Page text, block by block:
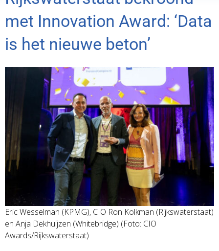
met Innovation Award: ‘Data
is het nieuwe beton’
Eric Wesselman (KPMG), CIO Ron Kolkman (Rijkswaterstaat)
en Anja Dekhuijzen (Whitebridge) (Foto: CIO
Awards/Rijkswaterstaat)